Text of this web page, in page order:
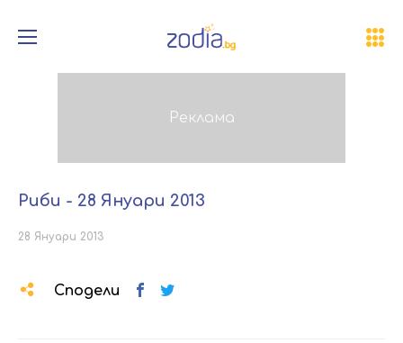
Риби - 28 Януари 2013
28 Януари 2013
Сподели